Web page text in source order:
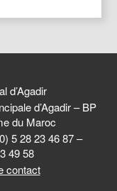
d’Agadir
d’Agadir – BP
du Maroc
5 28 23 46 87 –
49 58
contact